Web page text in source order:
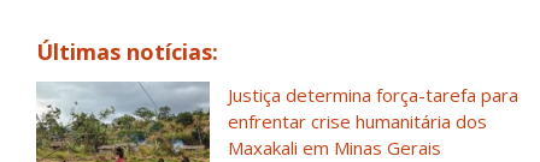
Últimas notícias:
Justiça determina força-tarefa para
enfrentar crise humanitária dos
Maxakali em Minas Gerais